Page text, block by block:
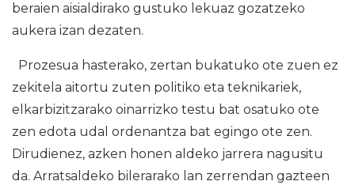
beraien aisialdirako gustuko lekuaz gozatzeko
aukera izan dezaten.
Prozesua hasterako, zertan bukatuko ote zuen ez
zekitela aitortu zuten politiko eta teknikariek,
elkarbizitzarako oinarrizko testu bat osatuko ote
zen edota udal ordenantza bat egingo ote zen.
Dirudienez, azken honen aldeko jarrera nagusitu
da. Arratsaldeko bilerarako lan zerrendan gazteen